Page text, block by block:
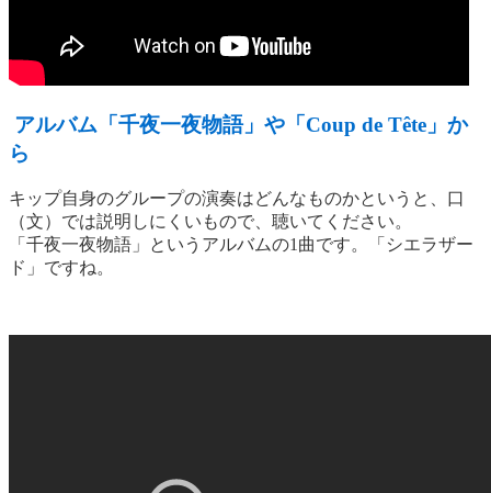
アルバム「千夜一夜物語」や「Coup de Tête」か
ら
キップ自身のグループの演奏はどんなものかというと、口
（文）では説明しにくいもので、聴いてください。
「千夜一夜物語」というアルバムの1曲です。「シエラザー
ド」ですね。